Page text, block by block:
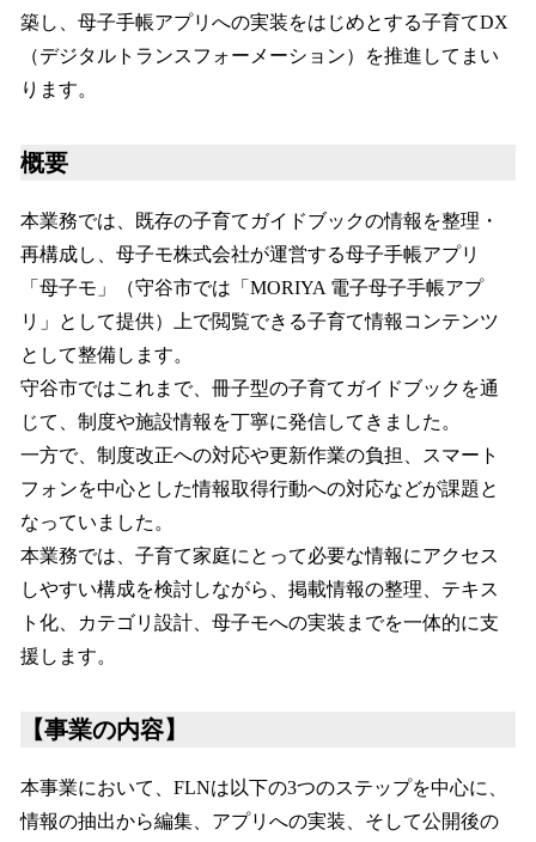
築し、母子手帳アプリへの実装をはじめとする子育てDX
（デジタルトランスフォーメーション）を推進してまい
ります。
概要
本業務では、既存の子育てガイドブックの情報を整理・
再構成し、母子モ株式会社が運営する母子手帳アプリ
「母子モ」（守谷市では「MORIYA 電子母子手帳アプ
リ」として提供）上で閲覧できる子育て情報コンテンツ
として整備します。
守谷市ではこれまで、冊子型の子育てガイドブックを通
じて、制度や施設情報を丁寧に発信してきました。
一方で、制度改正への対応や更新作業の負担、スマート
フォンを中心とした情報取得行動への対応などが課題と
なっていました。
本業務では、子育て家庭にとって必要な情報にアクセス
しやすい構成を検討しながら、掲載情報の整理、テキス
ト化、カテゴリ設計、母子モへの実装までを一体的に支
援します。
【事業の内容】
本事業において、FLNは以下の3つのステップを中心に、
情報の抽出から編集、アプリへの実装、そして公開後の